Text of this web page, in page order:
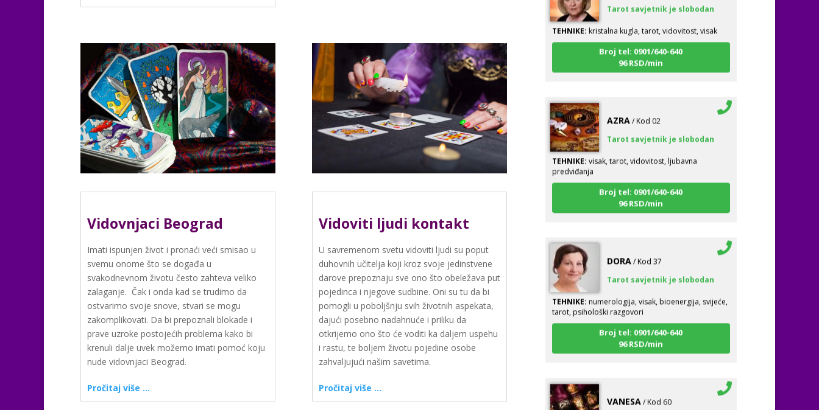
Vidovnjaci Beograd
Imati ispunjen život i pronaći veći smisao u
svemu onome što se događa u
svakodnevnom životu često zahteva veliko
zalaganje. Čak i onda kad se trudimo da
ostvarimo svoje snove, stvari se mogu
zakomplikovati. Da bi prepoznali blokade i
prave uzroke postojećih problema kako bi
krenuli dalje uvek možemo imati pomoć koju
nude vidovnjaci Beograd.
Pročitaj više …
Vidoviti ljudi kontakt
U savremenom svetu vidoviti ljudi su poput
duhovnih učitelja koji kroz svoje jedinstvene
darove prepoznaju sve ono što obeležava put
pojedinca i njegove sudbine. Oni su tu da bi
pomogli u poboljšnju svih životnih aspekata,
dajući posebno nadahnuće i priliku da
otkrijemo ono što će voditi ka daljem uspehu
i rastu, te boljem životu pojedine osobe
zahvaljujući našim savetima.
Pročitaj više …
TEHNIKE:kristalna kugla, tarot, vidovitost, visak
Broj tel: 0901/640-640
96 RSD/min
Tarot savjetnik je slobodan
TEHNIKE:visak, tarot, vidovitost, ljubavna
predviđanja
96 RSD/min
Tarot savjetnik je slobodan
TEHNIKE:
numerologija, visak, bioenergija, svijeće,
tarot, psihološki razgovori
Broj tel: 0901/640-640
96 RSD/min
Tarot savjetnik je slobodan